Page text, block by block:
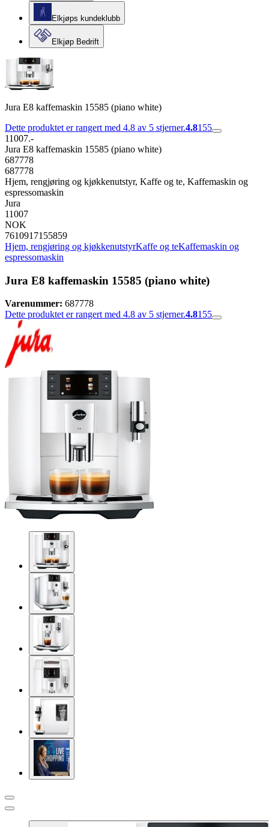
Elkjøps kundeklubb
Elkjøp Bedrift
Jura E8 kaffemaskin 15585 (piano white)
Dette produktet er rangert med 4.8 av 5 stjerner.4.8155
11007.-
Jura E8 kaffemaskin 15585 (piano white)
687778
687778
Hjem, rengjøring og kjøkkenutstyr, Kaffe og te, Kaffemaskin og
espressomaskin
Jura
11007
NOK
7610917155859
Hjem, rengjøring og kjøkkenutstyrKaffe og teKaffemaskin og
espressomaskin
Jura E8 kaffemaskin 15585 (piano white)
Varenummer: 687778
Dette produktet er rangert med 4.8 av 5 stjerner.4.8155